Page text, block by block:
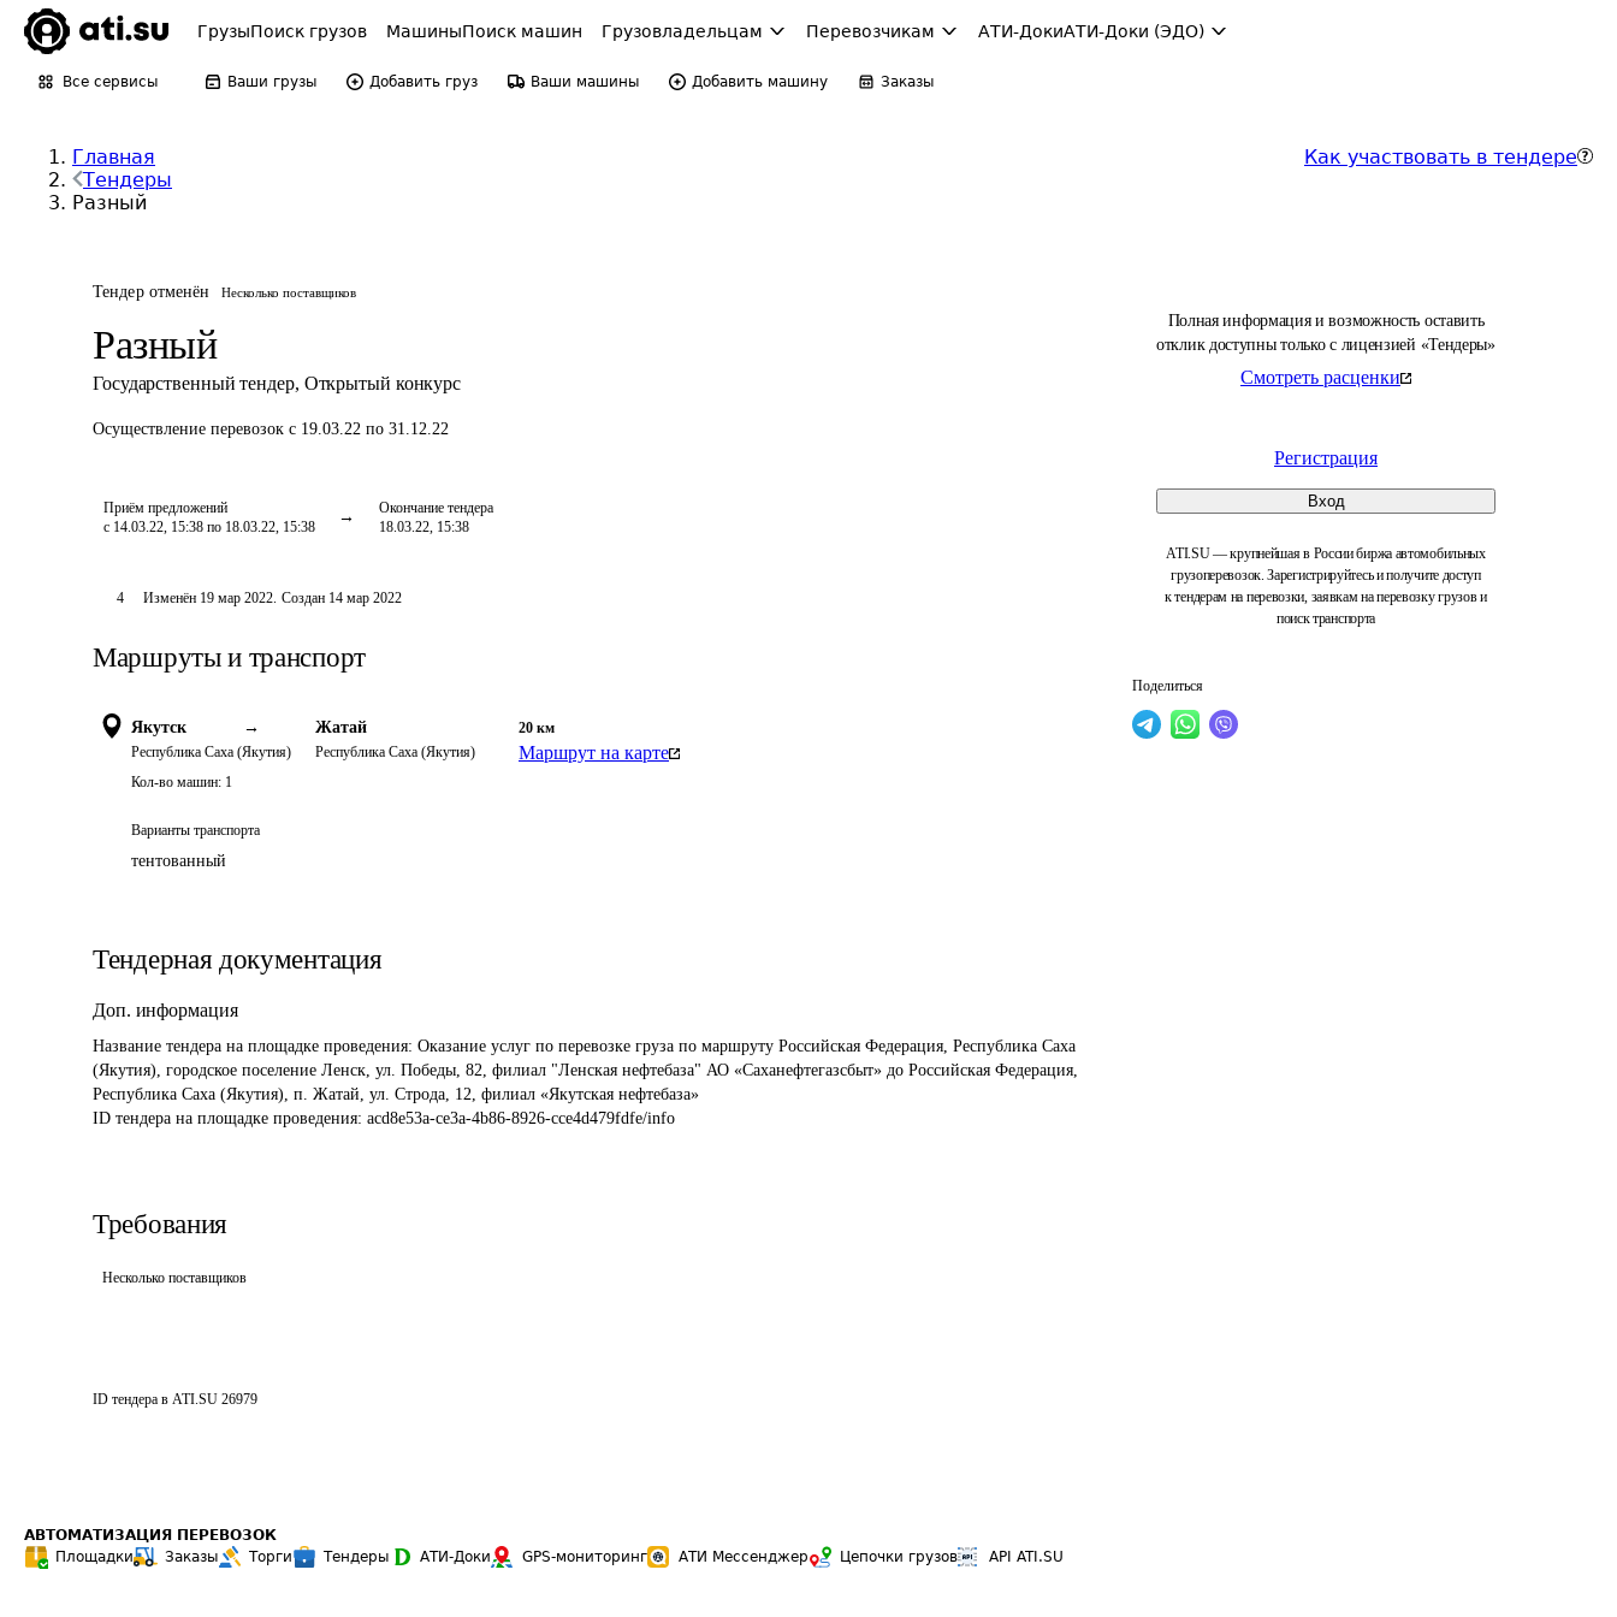
ГрузыПоиск грузов МашиныПоиск машин Грузовладельцам Перевозчикам АТИ-ДокиАТИ-Доки (ЭДО)
Все сервисы Ваши грузы Добавить груз Ваши машины Добавить машину Заказы
Главная
Тендеры
Разный
Как участвовать в тендере
Тендер отменён Несколько поставщиков
Разный
Государственный тендер, Открытый конкурс
Осуществление перевозок с 19.03.22 по 31.12.22
Приём предложений
с 14.03.22, 15:38 по 18.03.22, 15:38
Окончание тендера
18.03.22, 15:38
Полная информация и возможность оставить
отклик доступны только с лицензией «Тендеры»
Смотреть расценки
Регистрация
Вход
ATI.SU — крупнейшая в России биржа автомобильных
грузоперевозок. Зарегистрируйтесь и получите доступ
к тендерам на перевозки, заявкам на перевозку грузов и
поиск транспорта
Поделиться
4 Изменён 19 мар 2022. Создан 14 мар 2022
Маршруты и транспорт
Якутск →
Республика Саха (Якутия)
Жатай
Республика Саха (Якутия)
20 км
Маршрут на карте
Кол-во машин: 1
Варианты транспорта
тентованный
Тендерная документация
Доп. информация
Название тендера на площадке проведения: Оказание услуг по перевозке груза по маршруту Российская Федерация, Республика Саха
(Якутия), городское поселение Ленск, ул. Победы, 82, филиал "Ленская нефтебаза" АО «Саханефтегазсбыт» до Российская Федерация,
Республика Саха (Якутия), п. Жатай, ул. Строда, 12, филиал «Якутская нефтебаза»
ID тендера на площадке проведения: acd8e53a-ce3a-4b86-8926-cce4d479fdfe/info
Требования
Несколько поставщиков
ID тендера в ATI.SU 26979
АВТОМАТИЗАЦИЯ ПЕРЕВОЗОК
Площадки
Заказы Торги Тендеры АТИ-Доки GPS-мониторинг АТИ Мессенджер Цепочки грузов API ATI.SU